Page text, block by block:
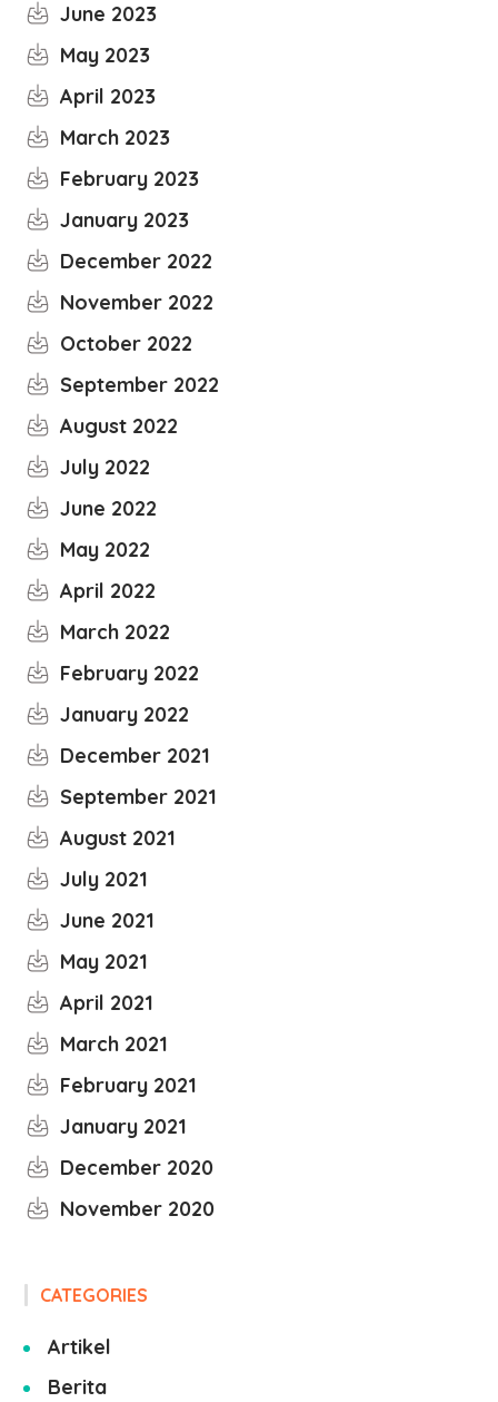
June 2023
May 2023
April 2023
March 2023
February 2023
January 2023
December 2022
November 2022
October 2022
September 2022
August 2022
July 2022
June 2022
May 2022
April 2022
March 2022
February 2022
January 2022
December 2021
September 2021
August 2021
July 2021
June 2021
May 2021
April 2021
March 2021
February 2021
January 2021
December 2020
November 2020
CATEGORIES
Artikel
Berita